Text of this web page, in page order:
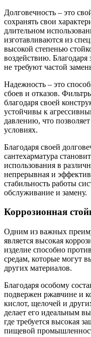
Долговечность – это
сохранять свои
длительном
изготавливаются из
высокой степенью
воздействию.
не требуют частой
Надежность – это
сбоев и отказов.
благодаря своей
устойчивы к
давлению, что
условиях.
Благодаря своей
сантехарматура
использования в
непрерывная и
стабильность работы
обслуживание и замену.
Коррозионная
Одним из важных
является высокая
изделие способно
средам, которые могут
других материалов.
Благодаря особому
подвержен ржавчине и
кислот, щелочей и
делает его идеальным
где требуется высокая
пищевой